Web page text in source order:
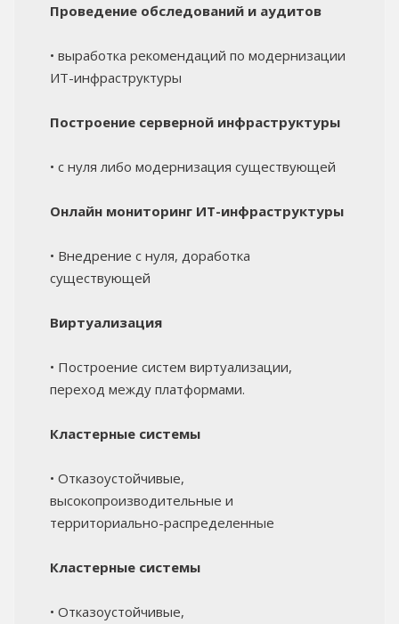
заявку, предоставляем подменное оборудование на
Проведение обследований и аудитов
• выработка рекомендаций по модернизации
ИТ-инфраструктуры
Построение серверной инфраструктуры
• с нуля либо модернизация существующей
Онлайн мониторинг ИТ-инфраструктуры
• Внедрение с нуля, доработка
существующей
Виртуализация
• Построение систем виртуализации,
переход между платформами.
Кластерные системы
• Отказоустойчивые,
высокопроизводительные и
территориально-распределенные
Кластерные системы
• Отказоустойчивые,